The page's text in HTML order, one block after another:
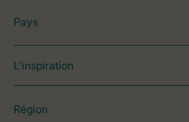
Pays
L’inspiration
Région